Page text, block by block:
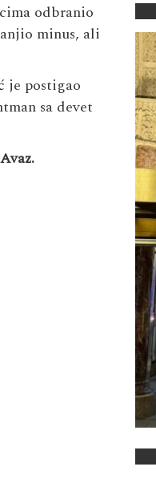
odbranio
minus, ali
je postigao
sa devet
Avaz.